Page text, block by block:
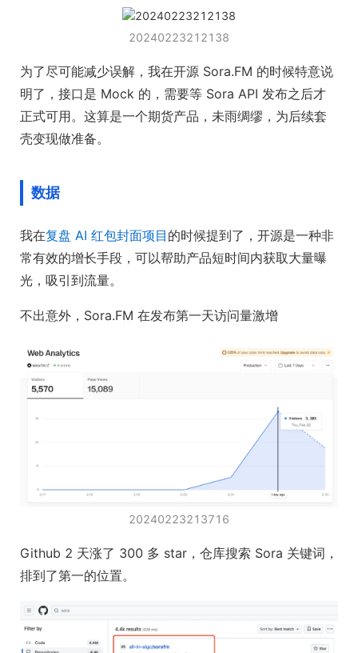
20240223212138
为了尽可能减少误解，我在开源 Sora.FM 的时候特意说
明了，接口是 Mock 的，需要等 Sora API 发布之后才
正式可用。这算是一个期货产品，未雨绸缪，为后续套
壳变现做准备。
数据
我在复盘 AI 红包封面项目 的时候提到了，开源是一种非
常有效的增长手段，可以帮助产品短时间内获取大量曝
光，吸引到流量。
不出意外，Sora.FM 在发布第一天访问量激增
20240223213716
Github 2 天涨了 300 多 star，仓库搜索 Sora 关键词，
排到了第一的位置。